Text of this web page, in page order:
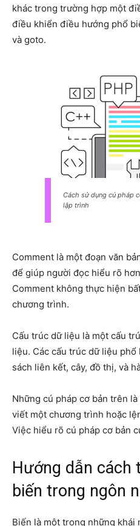
khác trong trường hợp một
điều khiển điều hướng phổ
và goto.
Cách sử dụng cú pháp
lập trình
Comment là một đoạn văn
để giúp người đọc hiểu rõ
Comment không thực hiện
chương trình.
Cấu trúc dữ liệu là một cấu
liệu. Các cấu trúc dữ liệu phổ
sách liên kết, cây, đồ thị, và
Những cú pháp cơ bản trên
viết một chương trình hoặc
Việc hiểu rõ cú pháp cơ bản
Hướng dẫn cách
biến trong ngôn
Biến là một trong những